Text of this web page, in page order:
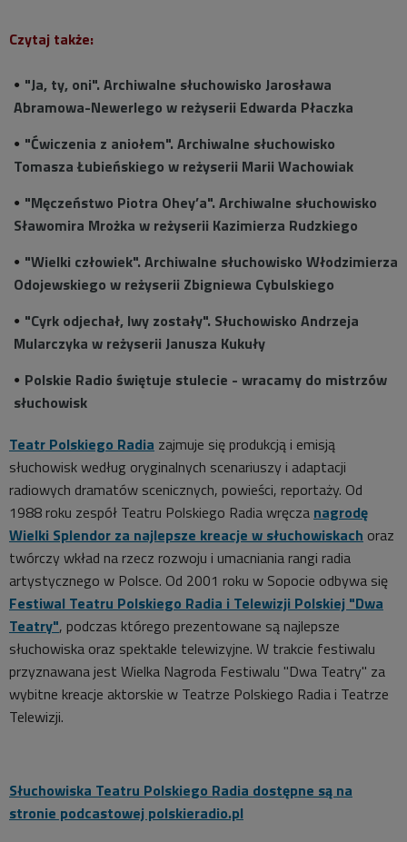
Czytaj także:
"Ja, ty, oni". Archiwalne słuchowisko Jarosława
Abramowa-Newerlego w reżyserii Edwarda Płaczka
"Ćwiczenia z aniołem". Archiwalne słuchowisko
Tomasza Łubieńskiego w reżyserii Marii Wachowiak
"Męczeństwo Piotra Ohey’a". Archiwalne słuchowisko
Sławomira Mrożka w reżyserii Kazimierza Rudzkiego
"Wielki człowiek". Archiwalne słuchowisko Włodzimierza
Odojewskiego w reżyserii Zbigniewa Cybulskiego
"Cyrk odjechał, lwy zostały". Słuchowisko Andrzeja
Mularczyka w reżyserii Janusza Kukuły
Polskie Radio świętuje stulecie - wracamy do mistrzów
słuchowisk
Teatr Polskiego Radia zajmuje się produkcją i emisją
słuchowisk według oryginalnych scenariuszy i adaptacji
radiowych dramatów scenicznych, powieści, reportaży. Od
1988 roku zespół Teatru Polskiego Radia wręcza nagrodę
Wielki Splendor za najlepsze kreacje w słuchowiskach oraz
twórczy wkład na rzecz rozwoju i umacniania rangi radia
artystycznego w Polsce. Od 2001 roku w Sopocie odbywa się
Festiwal Teatru Polskiego Radia i Telewizji Polskiej "Dwa
Teatry", podczas którego prezentowane są najlepsze
słuchowiska oraz spektakle telewizyjne. W trakcie festiwalu
przyznawana jest Wielka Nagroda Festiwalu "Dwa Teatry" za
wybitne kreacje aktorskie w Teatrze Polskiego Radia i Teatrze
Telewizji.
Słuchowiska Teatru Polskiego Radia dostępne są na
stronie podcastowej polskieradio.pl